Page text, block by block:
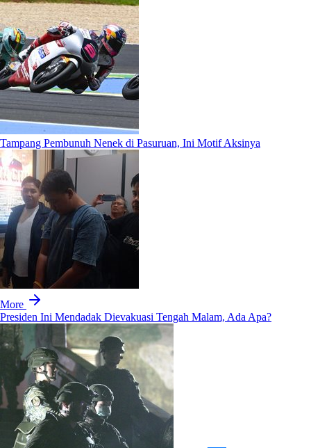
Tampang Pembunuh Nenek di Pasuruan, Ini Motif Aksinya
More
Presiden Ini Mendadak Dievakuasi Tengah Malam, Ada Apa?